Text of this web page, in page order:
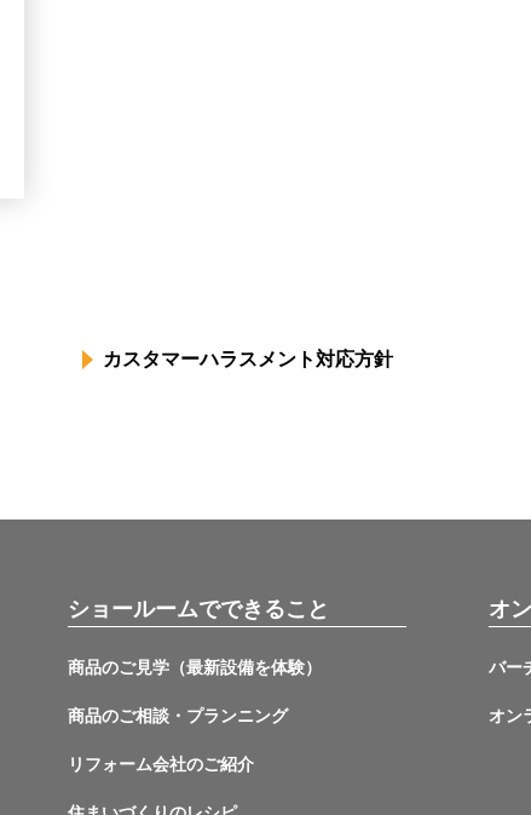
カスタマーハラスメント対応方針
ショールームでできること
商品のご見学（最新設備を体験）
商品のご相談・プランニング
リフォーム会社のご紹介
オ
バー
オン